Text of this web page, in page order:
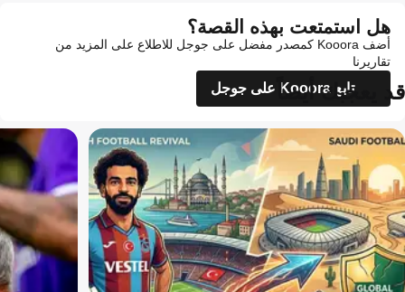
هل استمتعت بهذه القصة؟
أضف Kooora كمصدر مفضل على جوجل للاطلاع على المزيد من
تقاريرنا
تابع Kooora على جوجل
قد يعجبك أيضاً